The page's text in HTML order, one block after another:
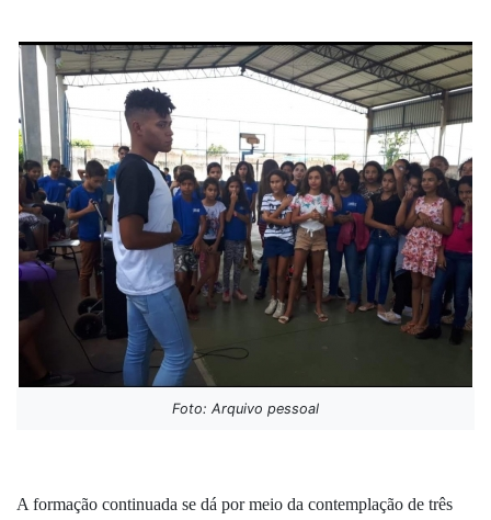
Foto: Arquivo pessoal
A formação continuada se dá por meio da contemplação de três